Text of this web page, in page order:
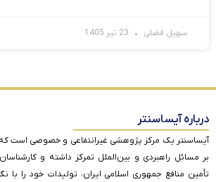
سهیل فضلی
درباره آیساسنتر
آیساسنتر یک مرکز پژوهشی غیرانتفاعی و خصوصی است که
بر مسائل راهبردی و بین‌الملل تمرکز داشته و
تأمین منافع جمهوری اسلامی ایران، تولیدات خود را با